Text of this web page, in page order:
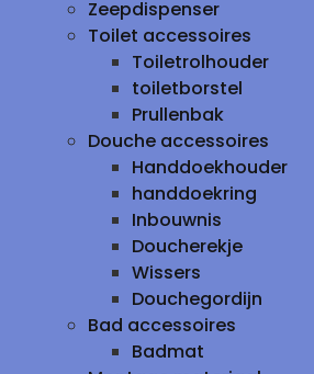
Zeepdispenser
Toilet accessoires
Toiletrolhouder
toiletborstel
Prullenbak
Douche accessoires
Handdoekhouder
handdoekring
Inbouwnis
Doucherekje
Wissers
Douchegordijn
Bad accessoires
Badmat